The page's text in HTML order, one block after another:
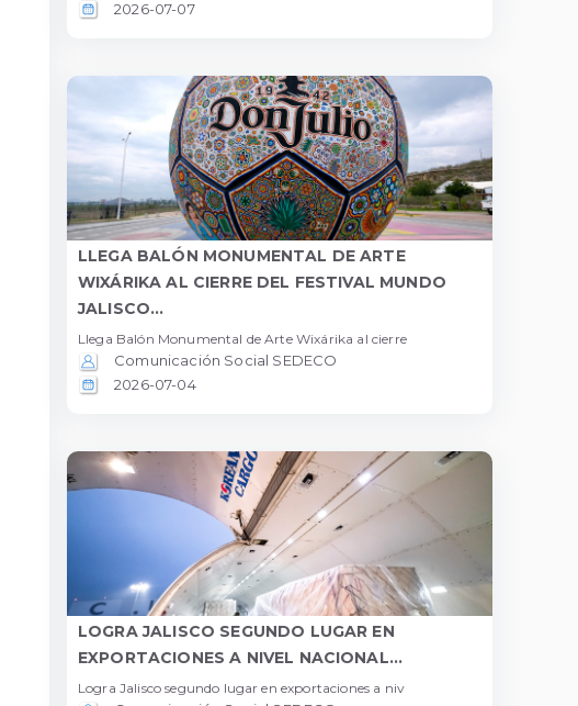
2026-07-07
LLEGA BALÓN MONUMENTAL DE ARTE
WIXÁRIKA AL CIERRE DEL FESTIVAL MUNDO
JALISCO...
Llega Balón Monumental de Arte Wixárika al cierre
Comunicación Social SEDECO
2026-07-04
LOGRA JALISCO SEGUNDO LUGAR EN
EXPORTACIONES A NIVEL NACIONAL...
Logra Jalisco segundo lugar en exportaciones a niv